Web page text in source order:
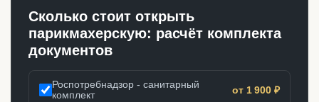
Сколько стоит открыть
парикмахерскую: расчёт комплекта
документов
Роспотребнадзор - санитарный
комплект
от 1 900 ₽